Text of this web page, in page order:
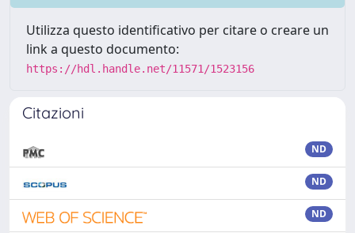
Utilizza questo identificativo per citare o creare un
link a questo documento:
https://hdl.handle.net/11571/1523156
Citazioni
ND
ND
ND